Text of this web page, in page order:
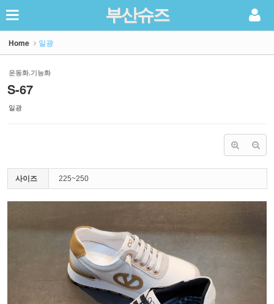
부산슈즈
Home 일광
운동화.기능화
S-67
일광
사이즈 225~250
Sketchbook5, 스케치북5